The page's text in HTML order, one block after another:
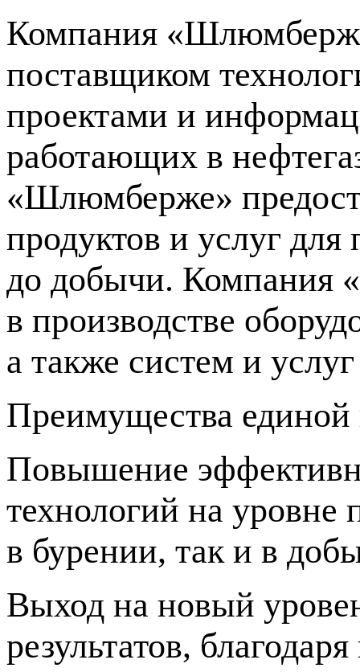
Компания
поставщиком
проектами и
работающих в
«Шлюмберже»
продуктов и услуг для
до добычи. Компания
в производстве
а также систем и
Преимущества
Повышение
технологий на уровне
в бурении, так и в
Выход на новый
результатов,